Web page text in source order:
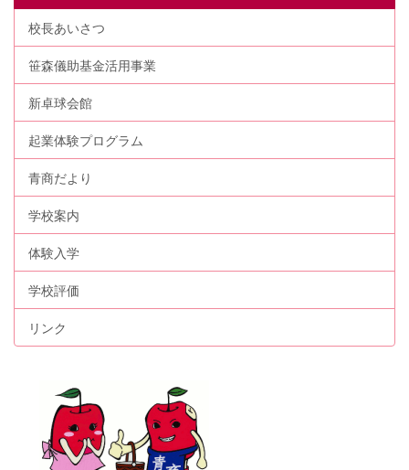
校長あいさつ
笹森儀助基金活用事業
新卓球会館
起業体験プログラム
青商だより
学校案内
体験入学
学校評価
リンク